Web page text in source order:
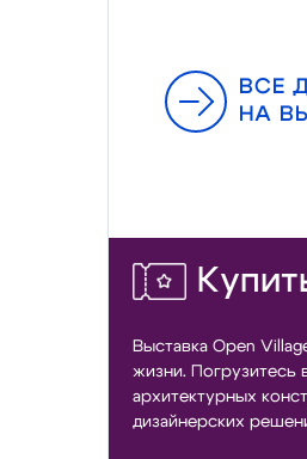
ВСЕ
НА
Выставка Open
жизни. Погрузитесь
архитектурных
дизайнерских